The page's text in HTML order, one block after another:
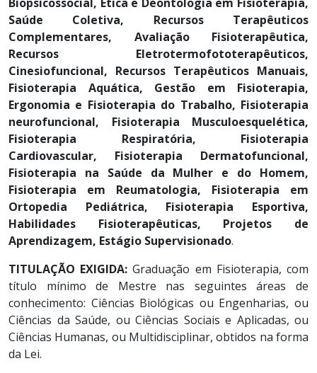
Saúde Coletiva, Recursos Terapêuticos
Complementares, Avaliação Fisioterapêutica,
Recursos Eletrotermofototerapêuticos,
Cinesiofuncional, Recursos Terapêuticos Manuais,
Fisioterapia Aquática, Gestão em Fisioterapia,
Ergonomia e Fisioterapia do Trabalho, Fisioterapia
neurofuncional, Fisioterapia Musculoesquelética,
Fisioterapia Respiratória, Fisioterapia
Cardiovascular, Fisioterapia Dermatofuncional,
Fisioterapia na Saúde da Mulher e do Homem,
Fisioterapia em Reumatologia, Fisioterapia em
Ortopedia Pediátrica, Fisioterapia Esportiva,
Habilidades Fisioterapêuticas, Projetos de
Aprendizagem, Estágio Supervisionado.
TITULAÇÃO EXIGIDA: Graduação em Fisioterapia, com
título mínimo de Mestre nas seguintes áreas de
conhecimento: Ciências Biológicas ou Engenharias, ou
Ciências da Saúde, ou Ciências Sociais e Aplicadas, ou
Ciências Humanas, ou Multidisciplinar, obtidos na forma
da Lei.